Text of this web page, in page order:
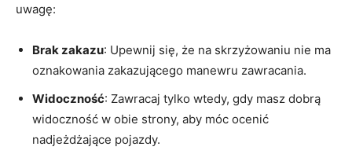
uwagę:
Brak zakazu: Upewnij się, że na skrzyżowaniu nie ma
oznakowania zakazującego manewru zawracania.
Widoczność: Zawracaj tylko wtedy, gdy masz dobrą
widoczność w obie strony, aby móc ocenić
nadjeżdżające pojazdy.